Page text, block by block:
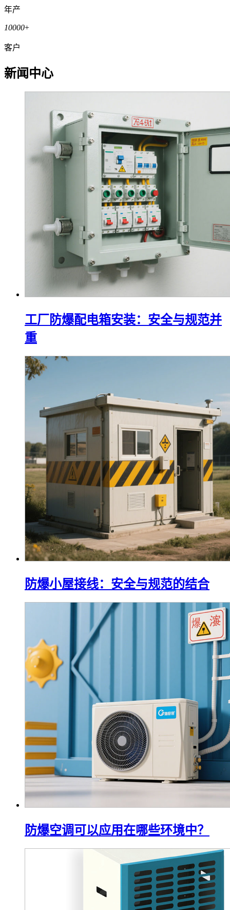
年产
10000+
客户
新闻中心
工厂防爆配电箱安装：安全与规范并
重
防爆小屋接线：安全与规范的结合
防爆空调可以应用在哪些环境中？